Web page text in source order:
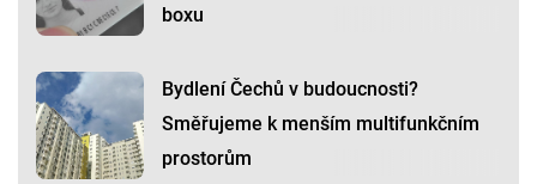
boxu
Bydlení Čechů v budoucnosti?
Směřujeme k menším multifunkčním
prostorům